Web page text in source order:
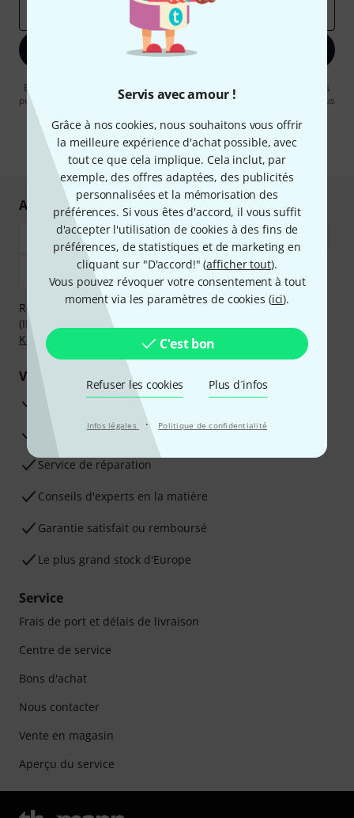
Servis avec amour !
Grâce à nos cookies, nous souhaitons vous offrir
la meilleure expérience d'achat possible, avec
tout ce que cela implique. Cela inclut, par
exemple, des offres adaptées, des publicités
personnalisées et la mémorisation des
préférences. Si vous êtes d'accord, il vous suffit
d'accepter l'utilisation de cookies à des fins de
préférences, de statistiques et de marketing en
cliquant sur "D'accord!" (afficher tout).
Vous pouvez révoquer votre consentement à tout
moment via les paramètres de cookies (ici).
C'est bon
Refuser les cookies Plus d´infos
Infos légales · Politique de confidentialité
S'inscrire maintenant
En cliquant sur "S'inscrire maintenant", vous acceptez de recevoir des
publicités par e-mail. La désinscription est possible à tout moment. Vous
pouvez trouver plus d'informations à ce sujet dans notre
confidentialité.
* Requis
Achetez et payez en toute sécurité
Réglez de manière sûre et sécurisée par Virement
(IBAN/BIC), PayPal, Amazon Pay,
Klarna Payer en 3 fois
ou Carte de crédit.
Vos avantages
Ga­ran­tie Thomann 3 ans
Garantie 30 jours satisfait ou remboursé
Service de réparation
Conseils d'experts en la matière
Garantie satisfait ou remboursé
Le plus grand stock d'Europe
Service
Frais de port et délais de livraison
Centre de service
Bons d'achat
Nous contacter
Vente en magasin
Aperçu du service